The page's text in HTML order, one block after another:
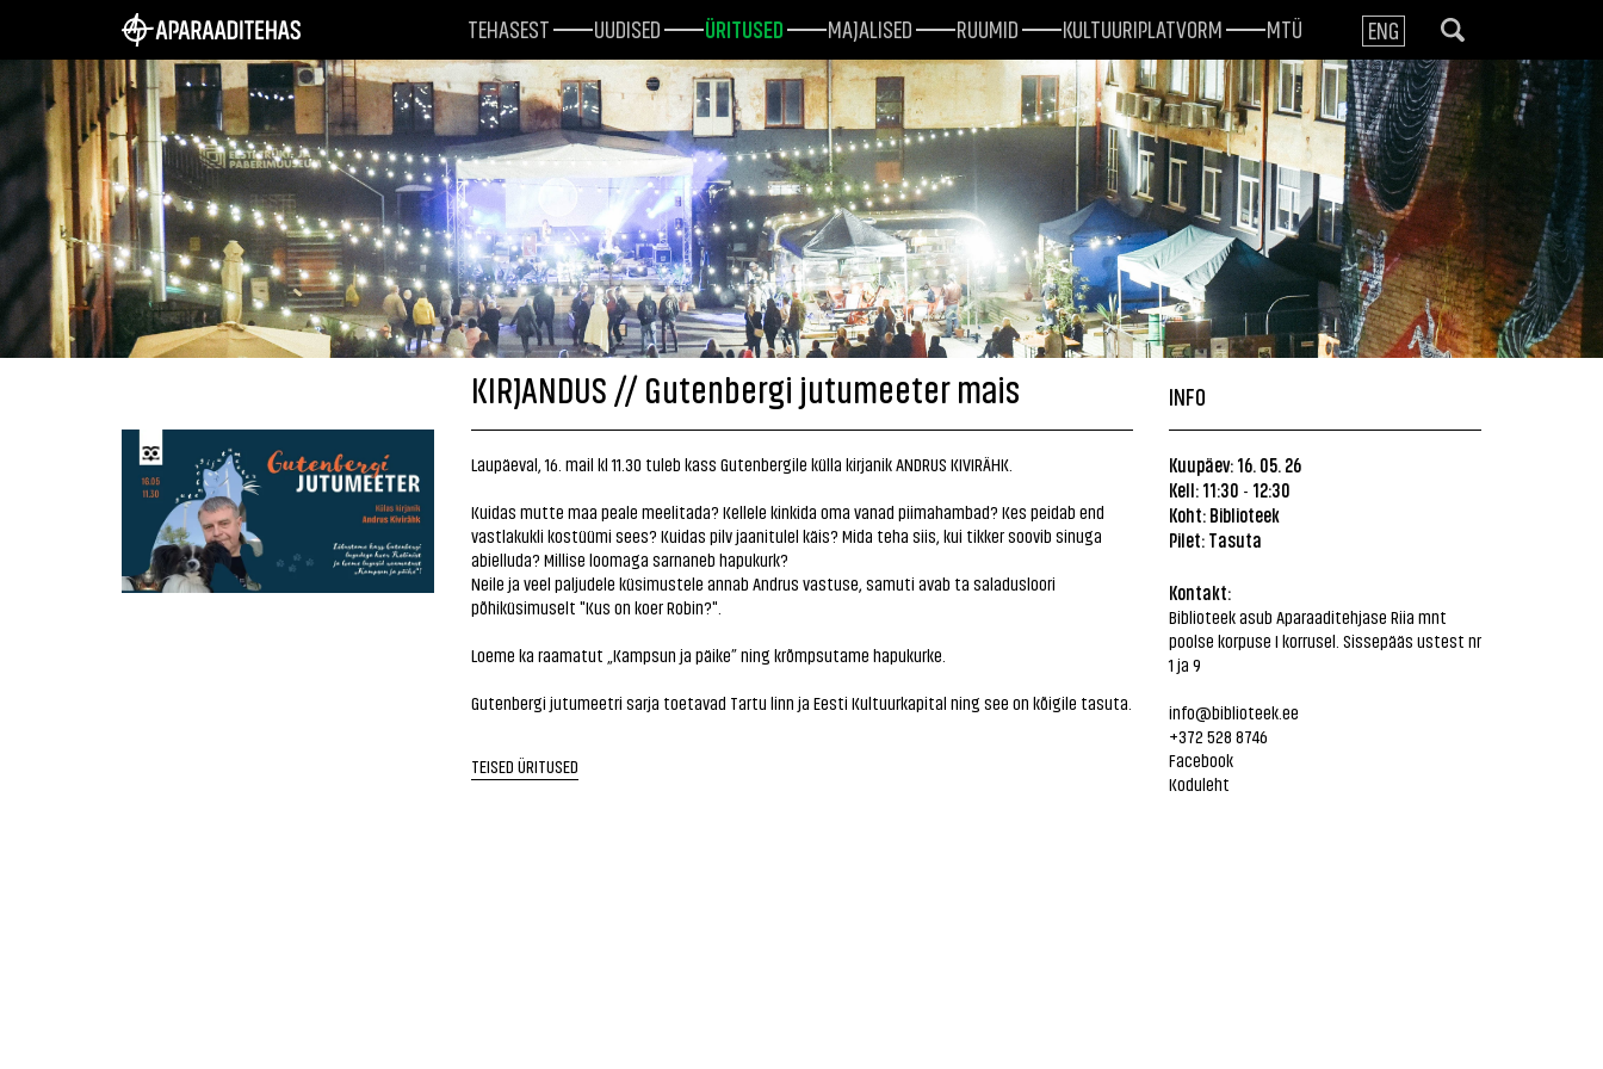
TEHASEST UUDISED ÜRITUSED MAJALISED RUUMID KULTUURIPLATVORM MTÜ ENG
KIRJANDUS // Gutenbergi jutumeeter mais
Laupäeval, 16. mail kl 11.30 tuleb kass Gutenbergile külla kirjanik ANDRUS KIVIRÄHK.
Kuidas mutte maa peale meelitada? Kellele kinkida oma vanad piimahambad? Kes peidab end
vastlakukli kostüümi sees? Kuidas pilv jaanitulel käis? Mida teha siis, kui tikker soovib sinuga
abielluda? Millise loomaga sarnaneb hapukurk?
Neile ja veel paljudele küsimustele annab Andrus vastuse, samuti avab ta saladusloori
põhiküsimuselt "Kus on koer Robin?".
Loeme ka raamatut „Kampsun ja päike” ning krõmpsutame hapukurke.
Gutenbergi jutumeetri sarja toetavad Tartu linn ja Eesti Kultuurkapital ning see on kõigile tasuta.
TEISED ÜRITUSED
INFO
Kuupäev: 16. 05. 26
Kell: 11:30 - 12:30
Koht: Biblioteek
Pilet: Tasuta
Kontakt:
Biblioteek asub Aparaaditehjase Riia mnt
poolse korpuse I korrusel. Sissepääs ustest nr
1 ja 9
info@biblioteek.ee
+372 528 8746
Facebook
Koduleht